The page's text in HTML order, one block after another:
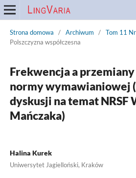
Strona domowa / Archiwum / Tom 11
Polszczyzna współczesna
Frekwencja a przemiany
normy wymawianiowej
dyskusji na temat NRSF
Mańczaka)
Halina Kurek
Uniwersytet Jagielloński, Kraków